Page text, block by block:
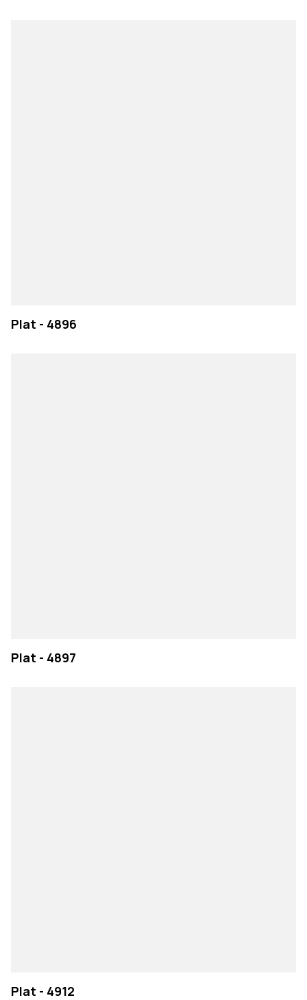
Plat - 4896
Plat - 4897
Plat - 4912